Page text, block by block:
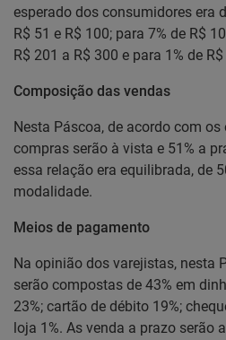
esperado dos consumidores era
R$ 51 e R$ 100; para 7% de R$
R$ 201 a R$ 300 e para 1% de
Composição das vendas
Nesta Páscoa, de acordo com
compras serão à vista e 51% a
essa relação era equilibrada, de
modalidade.
Meios de pagamento
Na opinião dos varejistas, nesta
serão compostas de 43% em
23%; cartão de débito 19%;
loja 1%. As venda a prazo serão